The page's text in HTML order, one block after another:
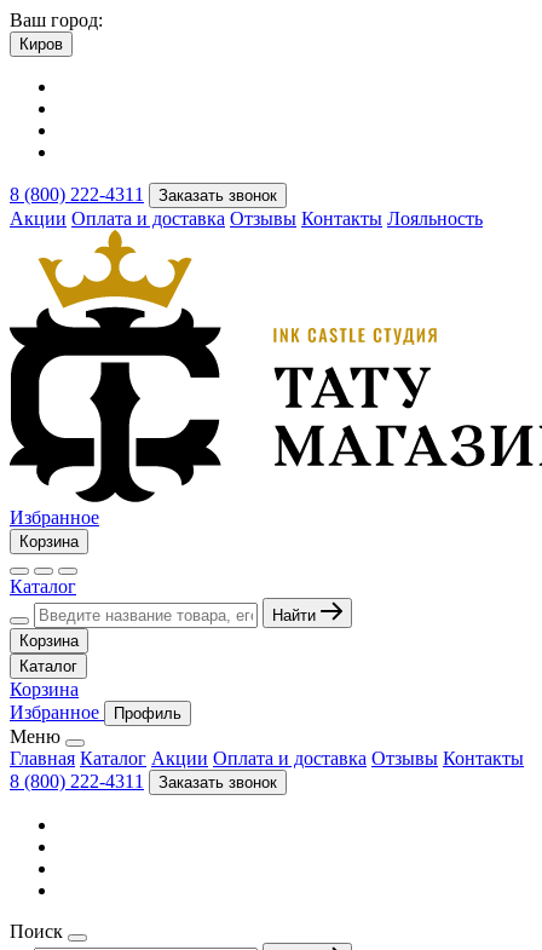
Ваш город:
Киров
8 (800) 222-4311 Заказать звонок
Акции Оплата и доставка Отзывы Контакты Лояльность
Избранное
Корзина
Каталог
Найти
Корзина
Каталог
Корзина
Избранное
Профиль
Меню
Главная Каталог Акции Оплата и доставка Отзывы Контакты
8 (800) 222-4311
Заказать звонок
Поиск